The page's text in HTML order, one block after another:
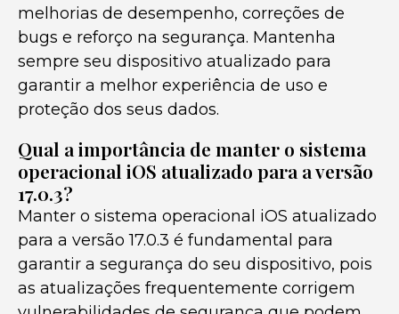
melhorias de desempenho, correções de
bugs e reforço na segurança. Mantenha
sempre seu dispositivo atualizado para
garantir a melhor experiência de uso e
proteção dos seus dados.
Qual a importância de manter o sistema
operacional iOS atualizado para a versão
17.0.3?
Manter o sistema operacional iOS atualizado
para a versão 17.0.3 é fundamental para
garantir a segurança do seu dispositivo, pois
as atualizações frequentemente corrigem